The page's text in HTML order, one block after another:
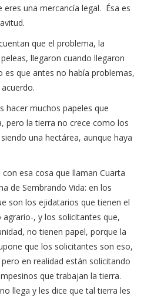
una mercancía legal. Ésa es
que el problema, la
llegaron cuando llegaron
que antes no había problemas,
hacer muchos papeles que
pero la tierra no crece como los
una hectárea, aunque haya
esa cosa que llaman Cuarta
de Sembrando Vida: en los
son los ejidatarios que tienen el
, y los solicitantes que,
no tienen papel, porque la
que los solicitantes son eso,
en realidad están solicitando
que trabajan la tierra.
llega y les dice que tal tierra les